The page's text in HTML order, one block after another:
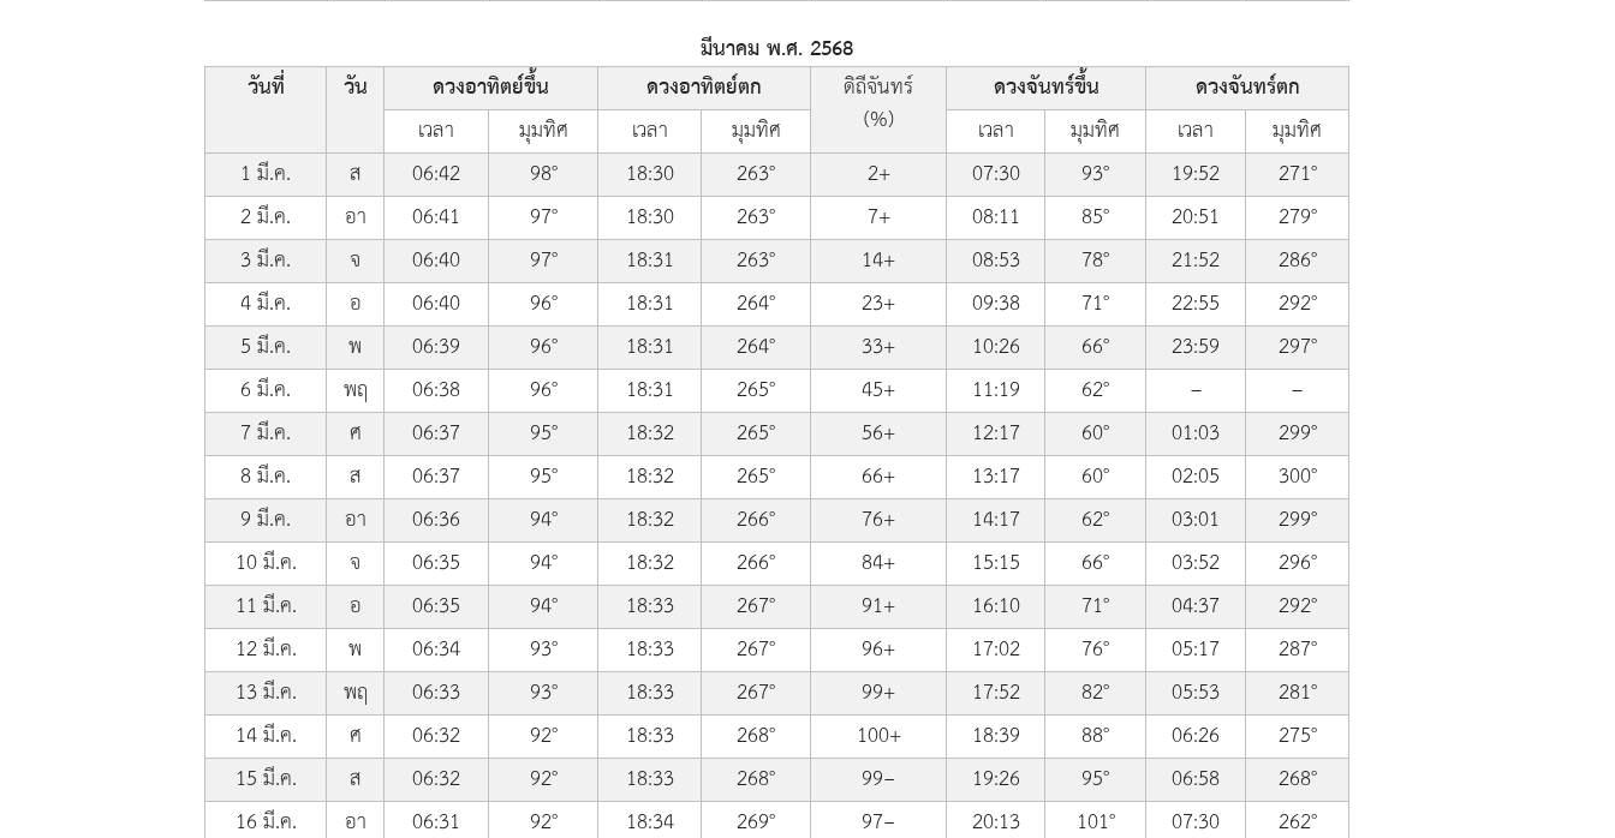
มีนาคม พ.ศ. 2568
วันที่
วัน ดวงอาทิตย์ขึ้น ดวงอาทิตย์ตก ดิถีจันทร์
(%)
ดวงจันทร์ขึ้น
ดวงจันทร์ตก
เวลา
มุมทิศ เวลา มุมทิศ เวลา มุมทิศ เวลา
มุมทิศ
1 มี.ค.
ส 06:42 98° 18:30 263° 2+ 07:30 93° 19:52
271°
2 มี.ค.
อา 06:41 97° 18:30 263° 7+ 08:11 85° 20:51
279°
3 มี.ค.
จ 06:40 97° 18:31 263° 14+ 08:53 78° 21:52
286°
4 มี.ค.
อ 06:40 96° 18:31 264° 23+ 09:38 71° 22:55
292°
5 มี.ค.
พ 06:39 96° 18:31 264° 33+ 10:26 66° 23:59
297°
6 มี.ค.
พฤ 06:38 96° 18:31 265° 45+ 11:19 62° –
–
7 มี.ค.
ศ 06:37 95° 18:32 265° 56+ 12:17 60° 01:03
299°
8 มี.ค.
ส 06:37 95° 18:32 265° 66+ 13:17 60° 02:05
300°
9 มี.ค.
อา 06:36 94° 18:32 266° 76+ 14:17 62° 03:01
299°
10 มี.ค.
จ 06:35 94° 18:32 266° 84+ 15:15 66° 03:52
296°
11 มี.ค.
อ 06:35 94° 18:33 267° 91+ 16:10 71° 04:37
292°
12 มี.ค.
พ 06:34 93° 18:33 267° 96+ 17:02 76° 05:17
287°
13 มี.ค.
พฤ 06:33 93° 18:33 267° 99+ 17:52 82° 05:53
281°
14 มี.ค.
ศ 06:32 92° 18:33 268° 100+ 18:39 88° 06:26
275°
15 มี.ค.
ส 06:32 92° 18:33 268° 99− 19:26 95° 06:58
268°
16 มี.ค.
อา 06:31 92° 18:34 269° 97− 20:13 101° 07:30 262°